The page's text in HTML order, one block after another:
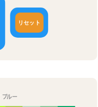
リセット
ブルー